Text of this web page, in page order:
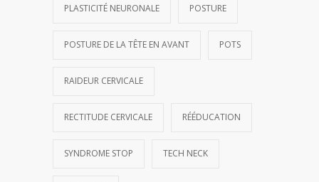
PLASTICITÉ NEURONALE POSTURE
POSTURE DE LA TÊTE EN AVANT POTS
RAIDEUR CERVICALE
RECTITUDE CERVICALE RÉÉDUCATION
SYNDROME STOP TECH NECK